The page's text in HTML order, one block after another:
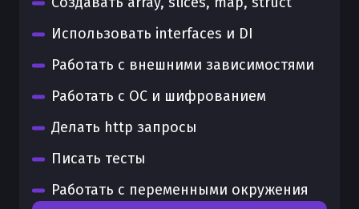
Использовать interfaces и DI
Работать с внешними зависимостями
Работать с ОС и шифрованием
Делать http запросы
Писать тесты
Работать с переменными окружения